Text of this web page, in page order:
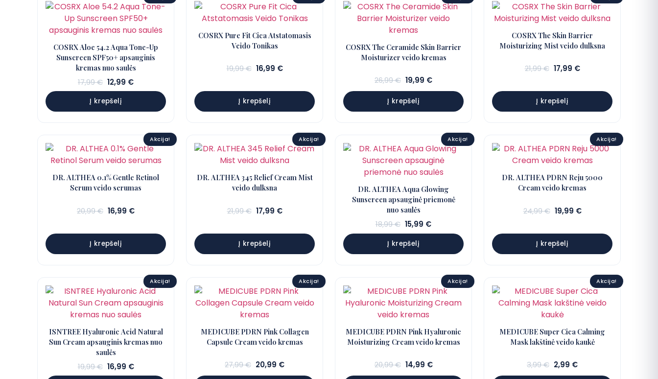
COSRX Aloe 54.2 Aqua Tone-Up
Sunscreen SPF50+ apsauginis
kremas nuo saulės
17,99€ Sena
kaina:
17,99 €.
12,99 €Dabartinė
kaina:
Į krepšelį
COSRX Pure Fit Cica Atstatomasis
Veido Tonikas
19,99€ Sena
19,99 €.
16,99 €Dabartinė
16,99 €.
Į krepšelį
COSRX The Ceramide Skin Barrier
Moisturizer veido kremas
26,99€ Sena
kaina:
26,99 €.
19,99 €Dabartinė
kaina:
Į krepšelį
COSRX The Skin Barrier
Moisturizing Mist veido dulksna
21,99€ Sena
21,99 €.
17,99 €Dabartinė
17,99 €.
Į krepšelį
Akcija!
DR. ALTHEA 0.1% Gentle Retinol
Serum veido serumas
20,99€ Sena
20,99 €.
16,99 €Dabartinė
16,99 €.
Į krepšelį
Akcija!
DR. ALTHEA 345 Relief Cream Mist
veido dulksna
21,99€ Sena
21,99 €.
17,99 €Dabartinė
17,99 €.
Į krepšelį
Akcija!
DR. ALTHEA Aqua Glowing
Sunscreen apsauginė priemonė
nuo saulės
18,99€ Sena
kaina:
18,99 €.
15,99 €Dabartinė
kaina:
Į krepšelį
Akcija!
DR. ALTHEA PDRN Reju 5000
Cream veido kremas
24,99€ Sena
24,99 €.
19,99 €Dabartinė
19,99 €.
Į krepšelį
Akcija!
ISNTREE Hyaluronic Acid Natural
Sun Cream apsauginis kremas nuo
saulės
19,99€ Sena
kaina:
16,99 €Dabartinė
kaina:
Akcija!
MEDICUBE PDRN Pink Collagen
Capsule Cream veido kremas
27,99€ Sena
kaina:
20,99 €Dabartinė
kaina:
Akcija!
MEDICUBE PDRN Pink Hyaluronic
Moisturizing Cream veido kremas
20,99€ Sena
kaina:
14,99 €Dabartinė
kaina:
Akcija!
MEDICUBE Super Cica Calming
Mask lakštinė veido kaukė
3,99€ Sena
kaina:
2,99 €Dabartinė
kaina: